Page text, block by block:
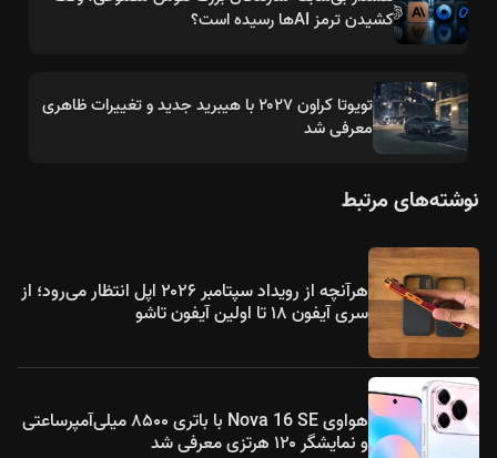
کشیدن ترمز AIها رسیده است؟
تویوتا کراون ۲۰۲۷ با هیبرید جدید و تغییرات ظاهری
معرفی شد
نوشته‌های مرتبط
هرآنچه از رویداد سپتامبر ۲۰۲۶ اپل انتظار می‌رود؛ از
سری آیفون ۱۸ تا اولین آیفون تاشو
هواوی Nova 16 SE با باتری ۸۵۰۰ میلی‌آمپرساعتی
و نمایشگر ۱۲۰ هرتزی معرفی شد